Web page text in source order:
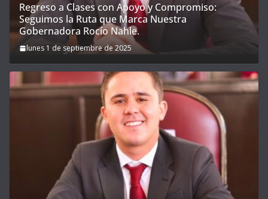
Regreso a Clases con Apoyo y Compromiso:
Seguimos la Ruta que Marca Nuestra
Gobernadora Rocío Nahle.
lunes 1 de septiembre de 2025